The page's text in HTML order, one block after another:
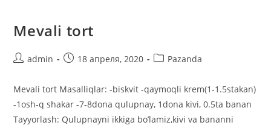
Mevali tort
Авторadmin
Запись18 апреля, 2020
Рубрика
Pazanda
Mevali tort Masalliqlar: -biskvit -qaymoqli krem(1-1.5stakan)
-1osh-q shakar -7-8dona qulupnay, 1dona kivi, 0.5ta banan
Tayyorlash: Qulupnayni ikkiga bo’lamiz,kivi va bananni